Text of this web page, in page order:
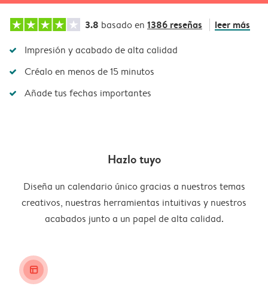
3.8 basado en 1386 reseñas leer más
Impresión y acabado de alta calidad
Créalo en menos de 15 minutos
Añade tus fechas importantes
Hazlo tuyo
Diseña un calendario único gracias a nuestros temas
creativos, nuestras herramientas intuitivas y nuestros
acabados junto a un papel de alta calidad.
layout_alt